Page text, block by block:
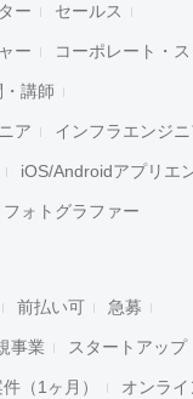
ー セールス
ー コーポレート・
・講師
ア インフラエンジニ
iOS/Androidアプリエ
フォトグラファー
前払い可 急募
事業 スタートアップ
（1ヶ月） オンラ